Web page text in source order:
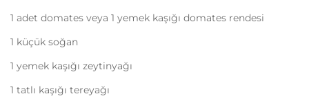
1 adet domates veya 1 yemek kaşığı domates rendesi
1 küçük soğan
1 yemek kaşığı zeytinyağı
1 tatlı kaşığı tereyağı